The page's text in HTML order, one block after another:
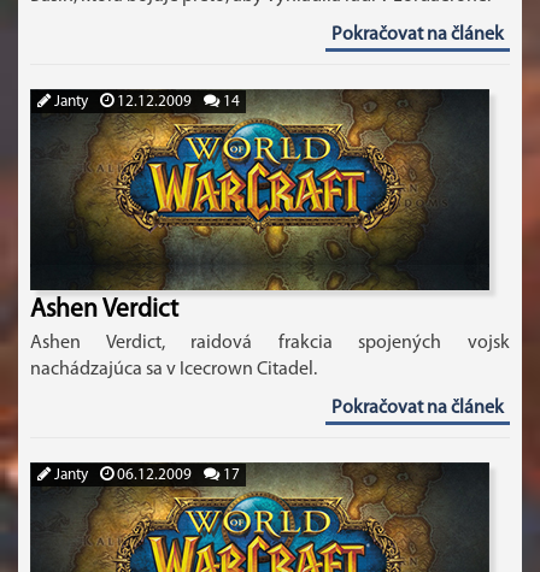
Pokračovat na článek
Janty 12.12.2009 14
Ashen Verdict
Ashen Verdict, raidová frakcia spojených vojsk
nachádzajúca sa v Icecrown Citadel.
Pokračovat na článek
Janty 06.12.2009 17